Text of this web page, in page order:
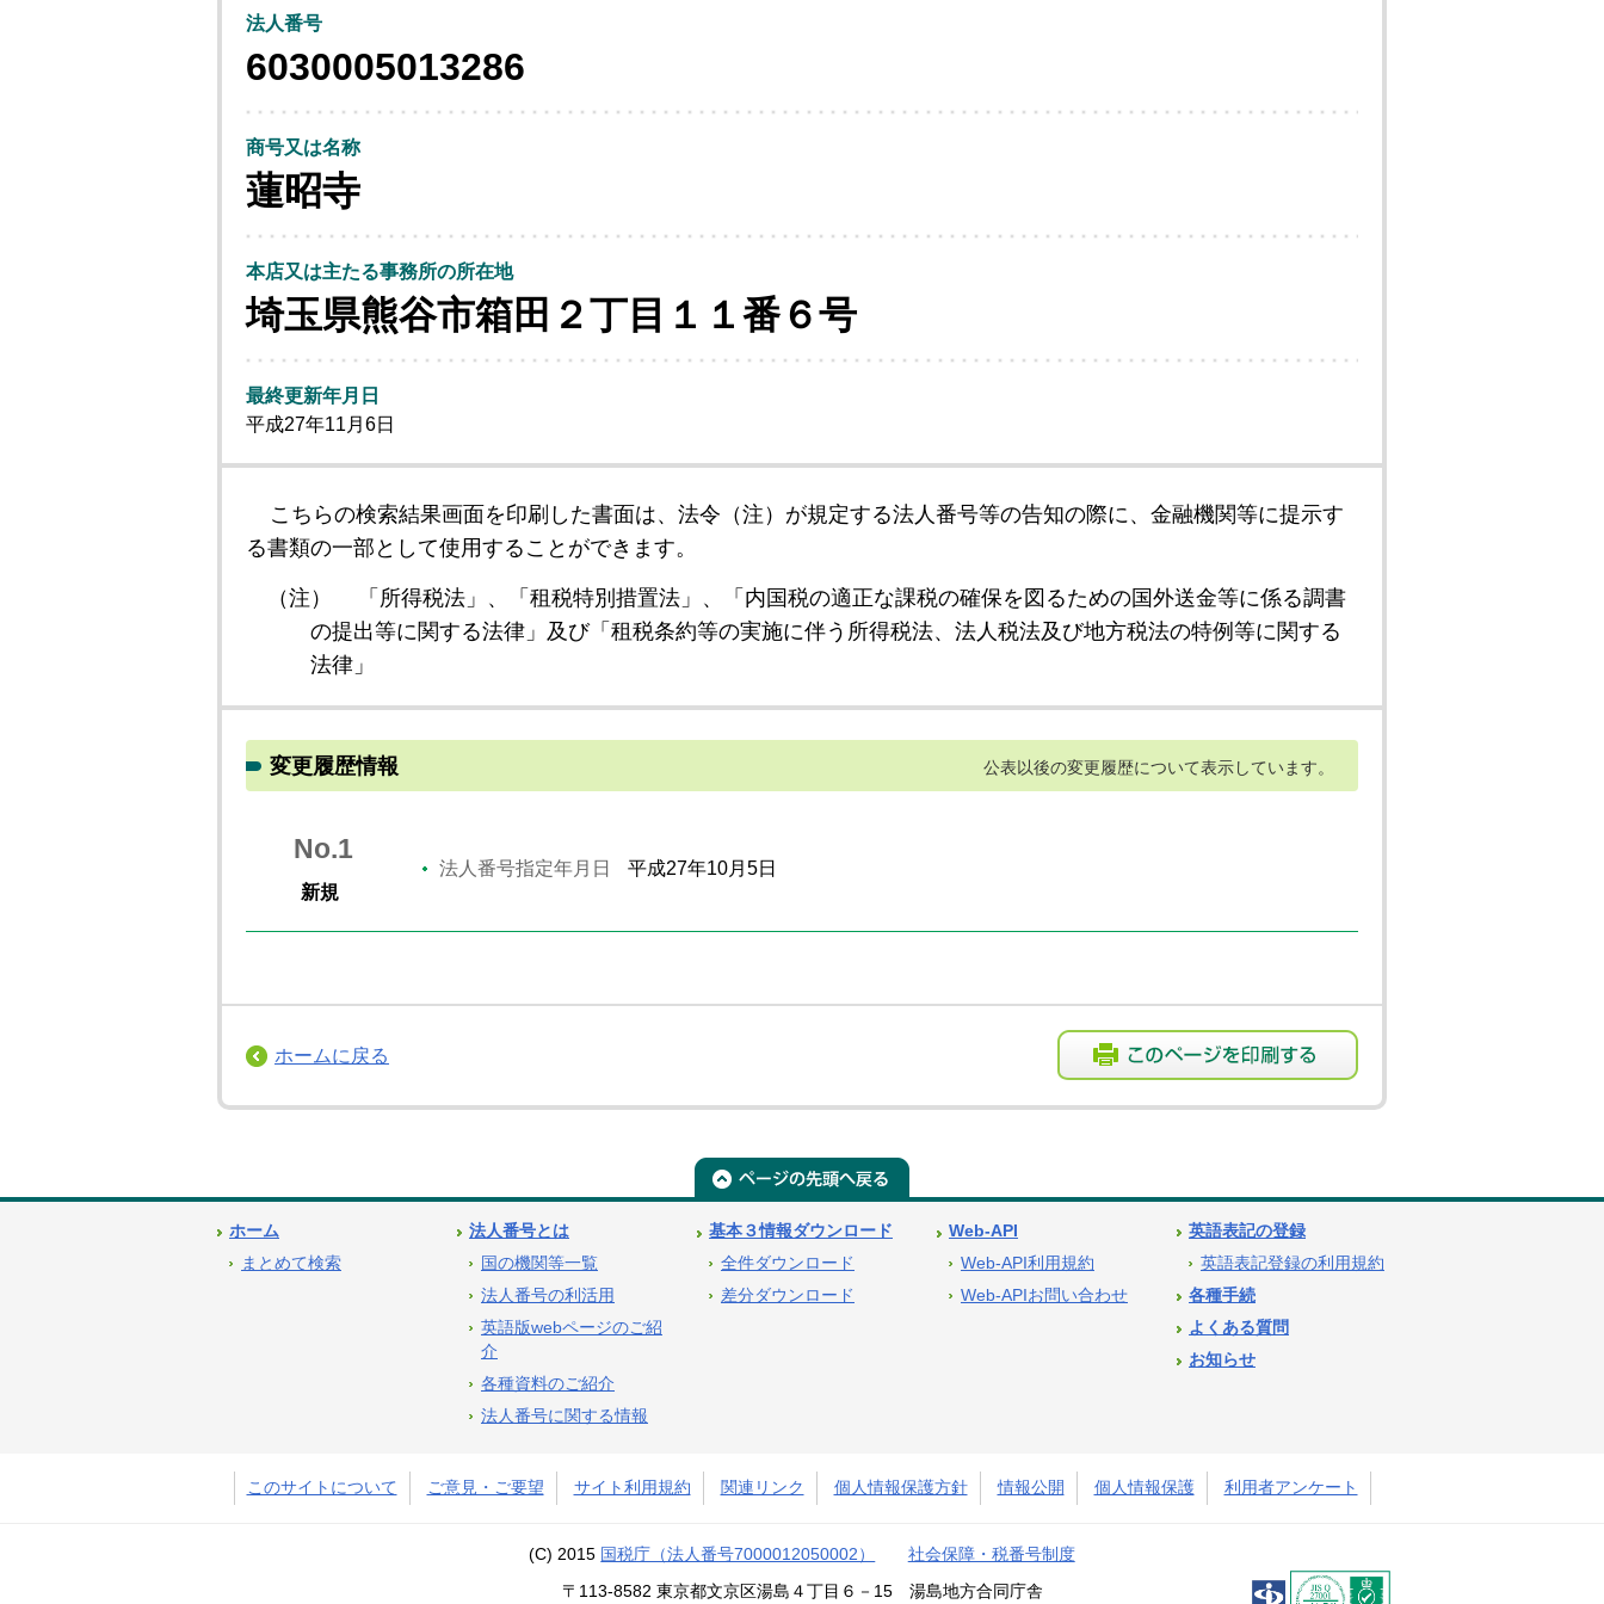
法人番号
6030005013286
商号又は名称
蓮昭寺
本店又は主たる事務所の所在地
埼玉県熊谷市箱田２丁目１１番６号
最終更新年月日
平成27年11月6日
こちらの検索結果画面を印刷した書面は、法令（注）が規定する法人番号等の告知の際に、金融機関等に提示す
る書類の一部として使用することができます。
（注）
「所得税法」、「租税特別措置法」、「内国税の適正な課税の確保を図るための国外送金等に係る調書
の提出等に関する法律」及び「租税条約等の実施に伴う所得税法、法人税法及び地方税法の特例等に関する
法律」
変更履歴情報 公表以後の変更履歴について表示しています。
No.1
新規
法人番号指定年月日 平成27年10月5日
ホームに戻る
ホーム
まとめて検索
法人番号とは
国の機関等一覧
法人番号の利活用
英語版webページのご紹
介
各種資料のご紹介
法人番号に関する情報
基本３情報ダウンロード
全件ダウンロード
差分ダウンロード
Web-API
Web-API利用規約
Web-APIお問い合わせ
英語表記の登録
英語表記登録の利用規約
各種手続
よくある質問
お知らせ
このサイトについて ご意見・ご要望 サイト利用規約 関連リンク 個人情報保護方針 情報公開 個人情報保護 利用者アンケート
(C) 2015 国税庁（法人番号7000012050002） 社会保障・税番号制度
〒113-8582 東京都文京区湯島４丁目６－15 湯島地方合同庁舎